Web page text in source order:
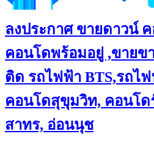
ลงประกาศ ขายดาวน์
คอนโดพร้อมอยู่ ,ขายข
ติด รถไฟฟ้า BTS,รถไ
คอนโดสุขุมวิท, คอนโด
สาทร, อ่อนนุช